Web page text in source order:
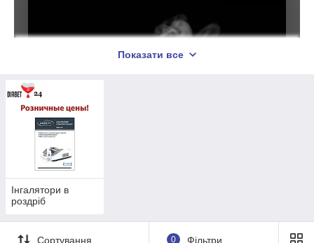
Показати все
Інгалятори в
роздріб
Сортування 0 Фільтри